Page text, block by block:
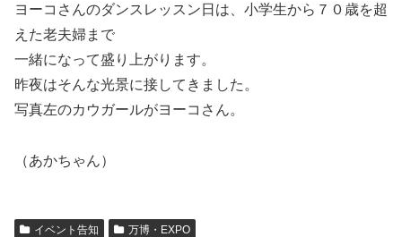
ヨーコさんのダンスレッスン日は、小学生から７０歳を超
えた老夫婦まで
一緒になって盛り上がります。
昨夜はそんな光景に接してきました。
写真左のカウガールがヨーコさん。
（あかちゃん）
イベント告知 万博・EXPO